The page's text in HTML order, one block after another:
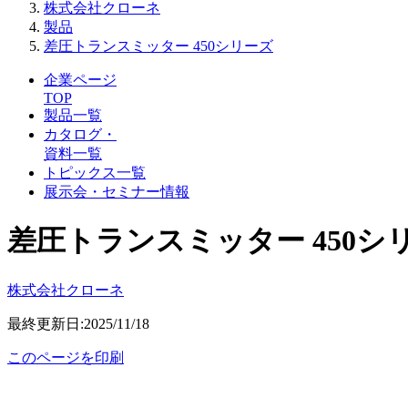
株式会社クローネ
製品
差圧トランスミッター 450シリーズ
企業ページ
TOP
製品一覧
カタログ・
資料一覧
トピックス一覧
展示会・セミナー情報
差圧トランスミッター 450シ
株式会社クローネ
最終更新日:2025/11/18
このページを印刷